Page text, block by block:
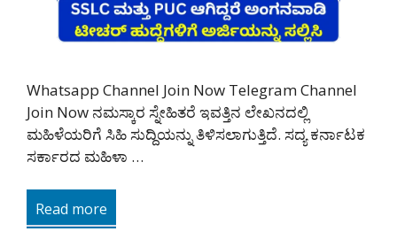
Whatsapp Channel Join Now Telegram Channel
Join Now ನಮಸ್ಕಾರ ಸ್ನೇಹಿತರೆ ಇವತ್ತಿನ ಲೇಖನದಲ್ಲಿ
ಮಹಿಳೆಯರಿಗೆ ಸಿಹಿ ಸುದ್ದಿಯನ್ನು ತಿಳಿಸಲಾಗುತ್ತಿದೆ. ಸದ್ಯ ಕರ್ನಾಟಕ
ಸರ್ಕಾರದ ಮಹಿಳಾ …
Read more